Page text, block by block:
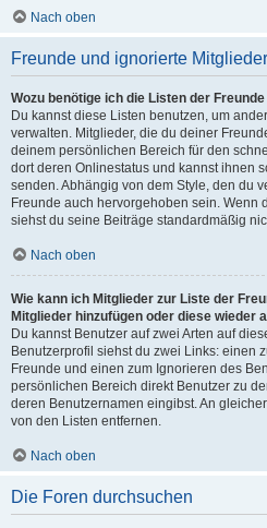
Nach oben
Freunde und ignorierte Mitglieder
Wozu benötige ich die Listen der
Du kannst diese Listen benutzen, um
verwalten. Mitglieder, die du deiner
deinem persönlichen Bereich für den
dort deren Onlinestatus und kannst ihnen
senden. Abhängig von dem Style, den du
Freunde auch hervorgehoben sein. Wenn
siehst du seine Beiträge standardmäßig
Nach oben
Wie kann ich Mitglieder zur Liste der
Mitglieder hinzufügen oder diese wieder
Du kannst Benutzer auf zwei Arten auf
Benutzerprofil siehst du zwei Links: einen
Freunde und einen zum Ignorieren des
persönlichen Bereich direkt Benutzer zu
deren Benutzernamen eingibst. An
von den Listen entfernen.
Nach oben
Die Foren durchsuchen